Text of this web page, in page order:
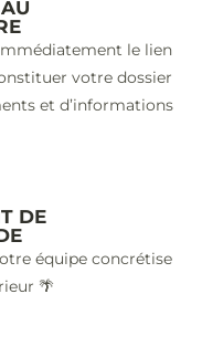
le lien
votre dossier
et d’informations
DE
équipe concrétise
🌴